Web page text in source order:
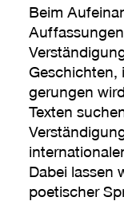
Beim
Geschichten,
gerungen
Texten
Dabei lassen
poetischer